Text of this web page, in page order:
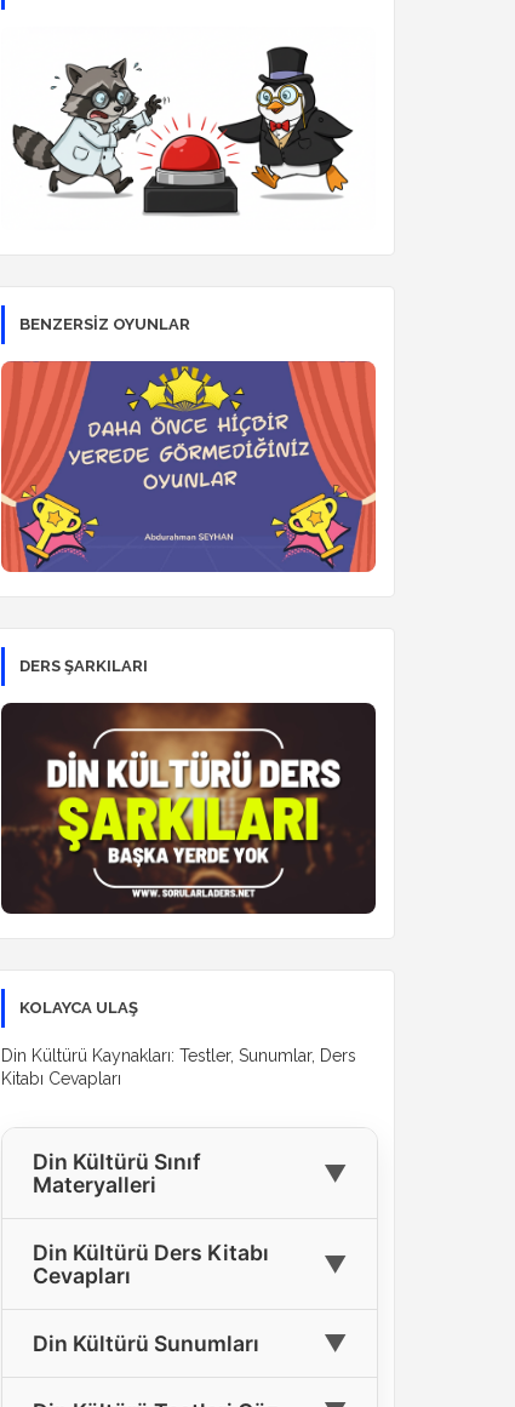
BENZERSİZ OYUNLAR
DERS ŞARKILARI
KOLAYCA ULAŞ
Din Kültürü Kaynakları: Testler, Sunumlar, Ders
Kitabı Cevapları
Din Kültürü Sınıf
Materyalleri
▼
🎓 4. Sınıf Din Kültürü Materyalleri
🎓 5. Sınıf Din Kültürü Materyalleri
🎓 6. Sınıf Din Kültürü Materyalleri
Din Kültürü Ders Kitabı
Cevapları
▼
📘
4. Sınıf Din Kültürü Ders Kitabı
Cevapları
Din Kültürü Sunumları ▼
Tüm Sınıflar İçin Din Kültürü